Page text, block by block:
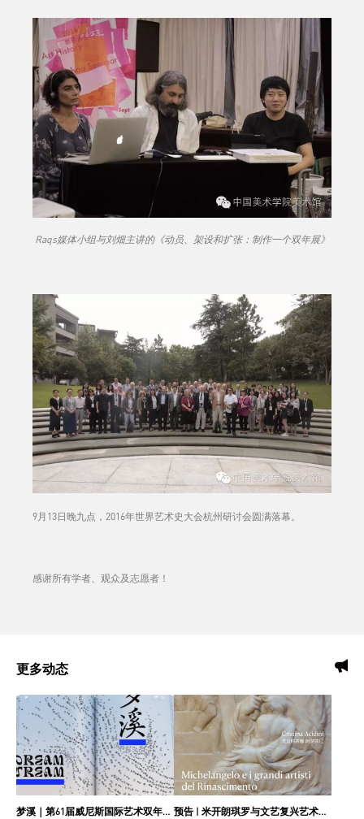
Raqs媒体小组与刘畑主讲的《动员、架设和扩张：制作一个双年展》
9月13日晚九点，2016年世界艺术史大会杭州研讨会圆满落幕。
感谢所有学者、观众及志愿者！
更多动态
梦溪｜第61届威尼斯国际艺术双年展中国国家馆主视觉设计 预告 | 米开朗琪罗与文艺复兴艺术巨匠：佛罗伦萨博纳罗蒂之家珍藏